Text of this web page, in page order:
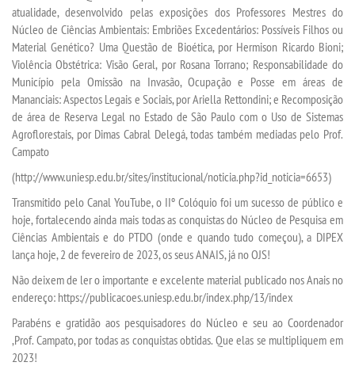
PORTARIAS
LOGIN
WEBMAIL
PORTAL DE PROFESSORES/ACADÊMICO
UNIESP
CONTATO
IMPRENSA
atualidade, desenvolvido pelas exposições dos Professores Mestres do
Núcleo de Ciências Ambientais: Embriões Excedentários: Possíveis Filhos ou
Material Genético? Uma Questão de Bioética, por Hermison Ricardo Bioni;
Violência Obstétrica: Visão Geral, por Rosana Torrano; Responsabilidade do
Município pela Omissão na Invasão, Ocupação e Posse em áreas de
Mananciais: Aspectos Legais e Sociais, por Ariella Rettondini; e Recomposição
de área de Reserva Legal no Estado de São Paulo com o Uso de Sistemas
Agroflorestais, por Dimas Cabral Delegá, todas também mediadas pelo Prof.
Campato
(http://www.uniesp.edu.br/sites/institucional/noticia.php?id_noticia=6653)
Transmitido pelo Canal YouTube, o IIº Colóquio foi um sucesso de público e
hoje, fortalecendo ainda mais todas as conquistas do Núcleo de Pesquisa em
Ciências Ambientais e do PTDO (onde e quando tudo começou), a DIPEX
lança hoje, 2 de fevereiro de 2023, os seus ANAIS, já no OJS!
Não deixem de ler o importante e excelente material publicado nos Anais no
endereço: https://publicacoes.uniesp.edu.br/index.php/13/index
Parabéns e gratidão aos pesquisadores do Núcleo e seu ao Coordenador
,Prof. Campato, por todas as conquistas obtidas. Que elas se multipliquem em
2023!